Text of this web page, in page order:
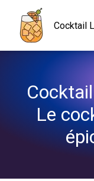
Cocktail
Le
Navigated to